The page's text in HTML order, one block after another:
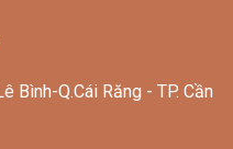
Bình-Q.Cái Răng - TP. Cần